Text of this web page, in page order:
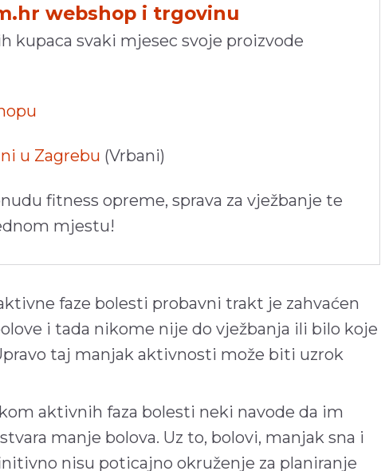
webshop i trgovinu
kupaca svaki mjesec svoje proizvode
u Zagrebu (Vrbani)
fitness opreme, sprava za vježbanje te
mjestu!
faze bolesti probavni trakt je zahvaćen
i tada nikome nije do vježbanja ili bilo koje
taj manjak aktivnosti može biti uzrok
aktivnih faza bolesti neki navode da im
manje bolova. Uz to, bolovi, manjak sna i
nisu poticajno okruženje za planiranje